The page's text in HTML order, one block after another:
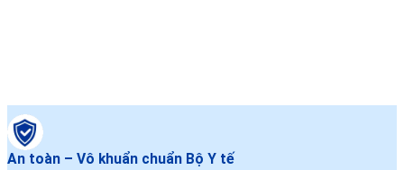
An toàn – Vô khuẩn chuẩn Bộ Y tế